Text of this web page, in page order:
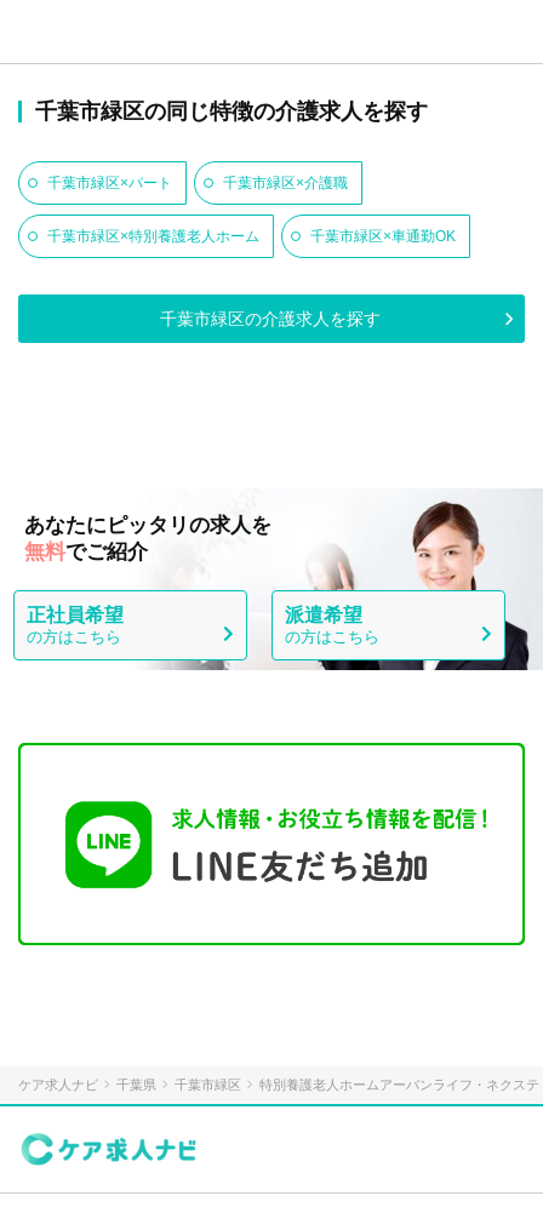
千葉市緑区の同じ特徴の介護求人を探す
千葉市緑区×パート 千葉市緑区×介護職
千葉市緑区×特別養護老人ホーム 千葉市緑区×車通勤OK
千葉市緑区の介護求人を探す
あなたにピッタリの求人を
無料でご紹介
正社員希望
の方はこちら
派遣希望
の方はこちら
ケア求人ナビ 千葉県 千葉市緑区 特別養護老人ホームアーバンライフ・ネクステ